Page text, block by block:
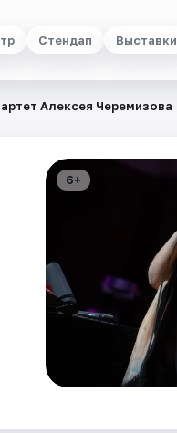
Стендап Выставки
Алексея Черемизова
6+